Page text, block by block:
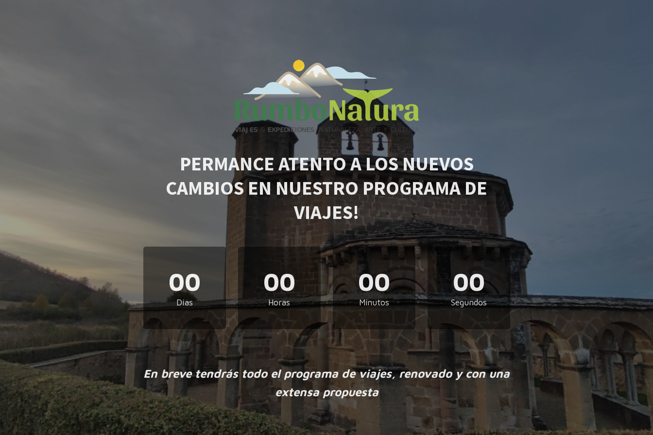
PERMANCE ATENTO A LOS NUEVOS
CAMBIOS EN NUESTRO PROGRAMA DE
VIAJES!
00
Días
00
Horas
00
Minutos
00
Segundos
En breve tendrás todo el programa de viajes, renovado y con una
extensa propuesta